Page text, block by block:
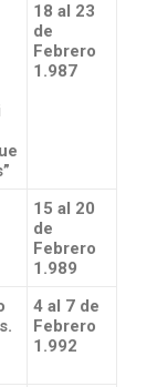
18 al 23
de
Febrero
1.987
15 al 20
de
Febrero
1.989
4 al 7 de
Febrero
1.992